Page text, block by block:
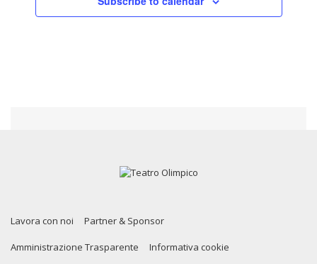
Lavora con noi Partner & Sponsor
Amministrazione Trasparente Informativa cookie